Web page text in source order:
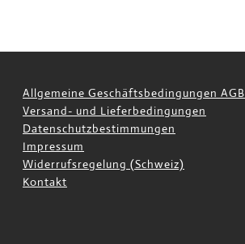
Allgemeine Geschäftsbedingungen AGB
Versand- und Lieferbedingungen
Datenschutzbestimmungen
Impressum
Widerrufsregelung (Schweiz)
Kontakt